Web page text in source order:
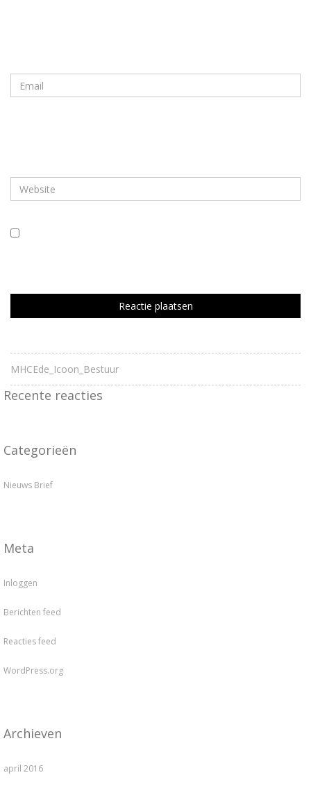
MHCEde_Icoon_Bestuur
Recente reacties
Categorieën
Nieuws Brief
Meta
Inloggen
Berichten feed
Reacties feed
WordPress.org
Archieven
april 2016